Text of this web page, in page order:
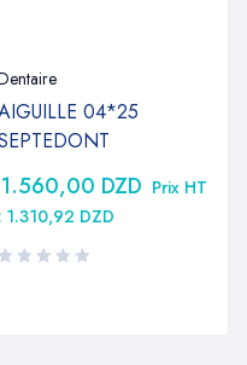
04*25
1.560,00 DZD Prix HT
: 1.310,92 DZD